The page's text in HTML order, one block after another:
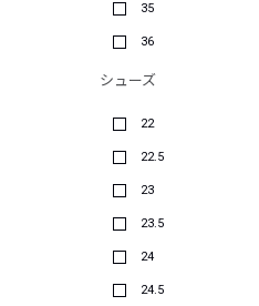
35
36
シューズ
22
22.5
23
23.5
24
24.5